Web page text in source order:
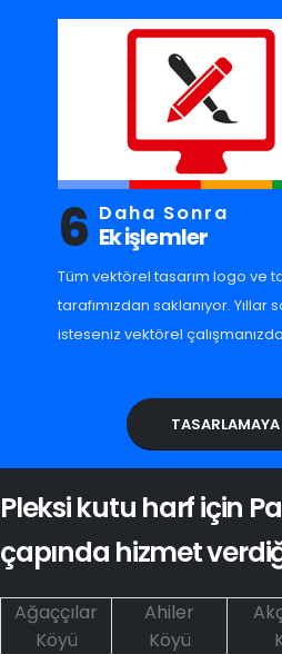
6 Daha Sonra
Ek işlemler
Tüm vektörel tasarım logo ve
tarafımızdan saklanıyor.
isteseniz vektörel
TASARLAMAYA
Pleksi kutu harf için
çapında hizmet
Ağaççılar
Köyü
Ahiler
Köyü